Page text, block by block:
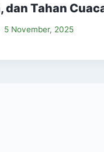
dan Tahan
5 November, 2025